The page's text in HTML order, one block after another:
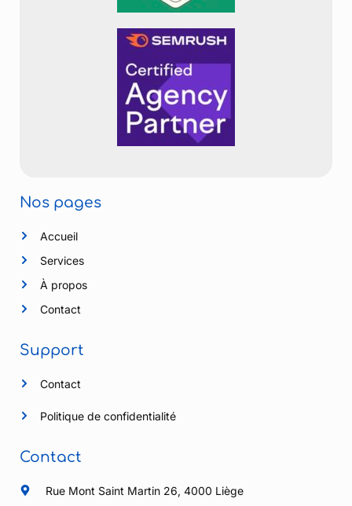
Nos pages
Accueil
Services
À propos
Contact
Support
Contact
Politique de confidentialité
Contact
Rue Mont Saint Martin 26, 4000 Liège